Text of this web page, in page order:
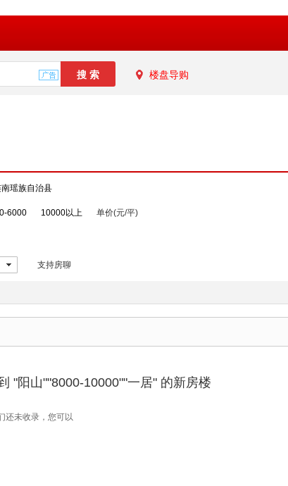
楼盘导购
瑶族自治县
6000 10000以上 单价(元/平)
支持房聊
"阳山""8000-10000""一居" 的新房楼
还未收录，您可以